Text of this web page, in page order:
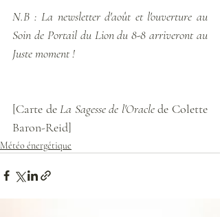
N.B : La newsletter d'août et l'ouverture au
Soin de Portail du Lion du 8-8 arriveront au
Juste moment !
[Carte de La Sagesse de l'Oracle de Colette
Baron-Reid]
Météo énergétique